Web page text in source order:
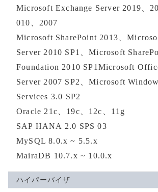
Microsoft Exchange Server 2019、
010、2007
Microsoft SharePoint 2013、
Server 2010 SP1、Microsoft
Foundation 2010 SP1Microsoft
Server 2007 SP2、Microsoft
Services 3.0 SP2
Oracle 21c、19c、12c、11g
SAP HANA 2.0 SPS 03
MySQL 8.0.x ~ 5.5.x
MairaDB 10.7.x ~ 10.0.x
ハイパーバイザ